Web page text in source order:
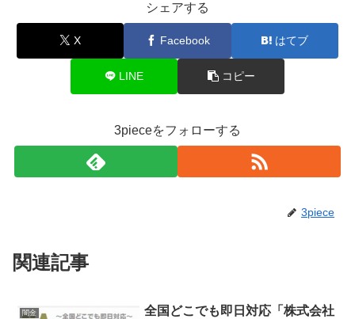
シェアする
X Facebook はてブ
LINE コピー
3pieceをフォローする
3piece
関連記事
闇金 全国どこでも即日対応「株式会社